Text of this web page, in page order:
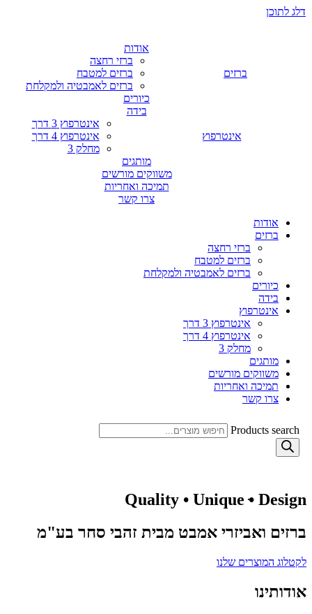
דלג לתוכן
אודות
ברזים
ברזי רחצה
ברזים למטבח
ברזים לאמבטיה ולמקלחת
כיורים
בידה
אינטרפוץ
אינטרפוץ 3 דרך
אינטרפוץ 4 דרך
מחלק 3
מותגים
משווקים מורשים
תמיכה ואחריות
צרו קשר
אודות
ברזים
ברזי רחצה
ברזים למטבח
ברזים לאמבטיה ולמקלחת
כיורים
בידה
אינטרפוץ
אינטרפוץ 3 דרך
אינטרפוץ 4 דרך
מחלק 3
מותגים
משווקים מורשים
תמיכה ואחריות
צרו קשר
Products search
Quality • Unique ּ• Design
ברזים ואביזרי אמבט מבית זהבי סחר בע"מ
לקטלוג המוצרים שלנו
אודותינו